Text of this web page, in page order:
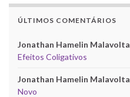
ÚLTIMOS COMENTÁRIOS
Jonathan Hamelin Malavolta
Efeitos Coligativos
Jonathan Hamelin Malavolta
Novo